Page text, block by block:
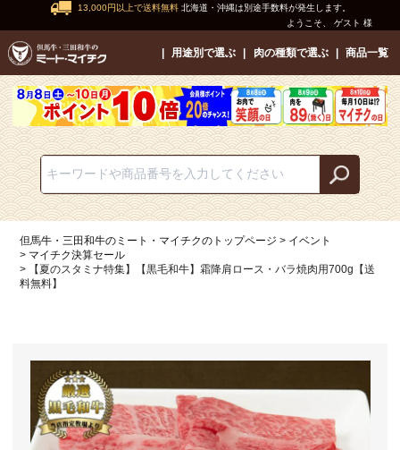
13,000円以上で送料無料 北海道・沖縄は別途手数料が発生します。
ようこそ、 ゲスト 様
用途別で選ぶ 肉の種類で選ぶ 商品一覧
但馬牛・三田和牛のミート・マイチクのトップページ
イベント
マイチク決算セール
【夏のスタミナ特集】【黒毛和牛】霜降肩ロース・バラ焼肉用700g【送
料無料】